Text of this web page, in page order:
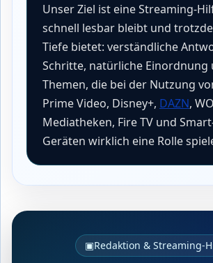
Unser Ziel ist eine Streaming-
schnell lesbar bleibt und
Tiefe bietet: verständliche
Schritte, natürliche Einordnung
Themen, die bei der Nutzung
Prime Video, Disney+, DAZN,
Mediatheken, Fire TV und
Geräten wirklich eine Rolle
▣Redaktion & Streaming-